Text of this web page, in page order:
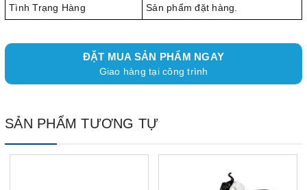
Tình Trạng Hàng Sản phẩm đặt hàng.
ĐẶT MUA SẢN PHẨM NGAY
Giao hàng tại công trình
SẢN PHẨM TƯƠNG TỰ